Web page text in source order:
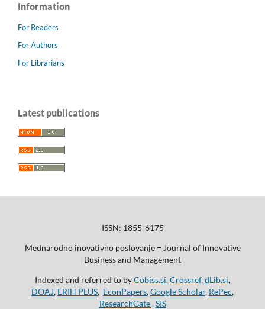
Information
For Readers
For Authors
For Librarians
Latest publications
ISSN: 1855-6175
Mednarodno inovativno poslovanje = Journal of Innovative
Business and Management
Indexed and referred to byCobiss.si,Crossref,dLib.si,
DOAJ, ERIH PLUS, EconPapers,Google Scholar, RePec,
ResearchGate , SIS